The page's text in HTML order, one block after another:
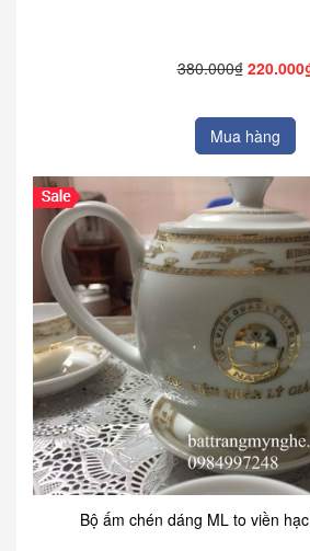
380.000₫
Mua hàng
Bộ ấm chén dáng ML to viền